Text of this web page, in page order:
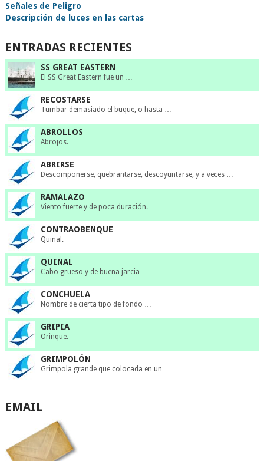
Señales de Peligro
Descripción de luces en las cartas
ENTRADAS RECIENTES
SS GREAT EASTERN
El SS Great Eastern fue un …
RECOSTARSE
Tumbar demasiado el buque, o hasta …
ABROLLOS
Abrojos.
ABRIRSE
Descomponerse, quebrantarse, descoyuntarse, y a veces …
RAMALAZO
Viento fuerte y de poca duración.
CONTRAOBENQUE
Quinal.
QUINAL
Cabo grueso y de buena jarcia …
CONCHUELA
Nombre de cierta tipo de fondo …
GRIPIA
Orinque.
GRIMPOLÓN
Grimpola grande que colocada en un …
EMAIL